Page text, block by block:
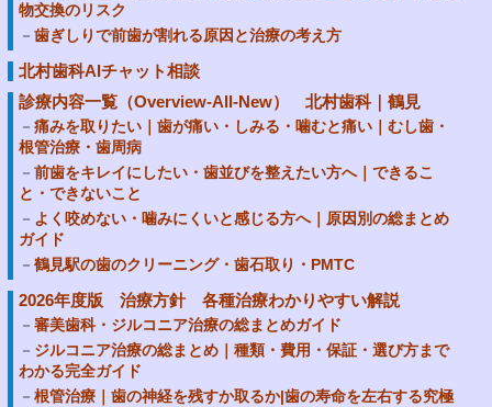
物交換のリスク
歯ぎしりで前歯が割れる原因と治療の考え方
北村歯科AIチャット相談
診療内容一覧（Overview-All-New） 北村歯科｜鶴見
痛みを取りたい｜歯が痛い・しみる・噛むと痛い｜むし歯・
根管治療・歯周病
前歯をキレイにしたい・歯並びを整えたい方へ｜できるこ
と・できないこと
よく咬めない・噛みにくいと感じる方へ｜原因別の総まとめ
ガイド
鶴見駅の歯のクリーニング・歯石取り・PMTC
2026年度版 治療方針 各種治療わかりやすい解説
審美歯科・ジルコニア治療の総まとめガイド
ジルコニア治療の総まとめ｜種類・費用・保証・選び方まで
わかる完全ガイド
根管治療｜歯の神経を残すか取るか|歯の寿命を左右する究極